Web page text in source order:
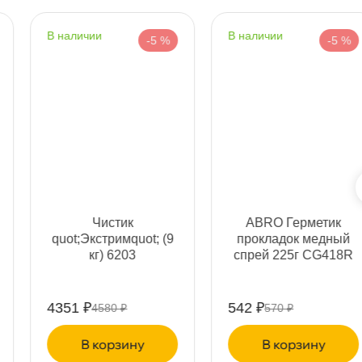
наличии -5 %
Чистик
quot;Экстримquot; (9
кг) 6203
4351 ₽ 4580 ₽
корзину
наличии -5 %
ABRO Герметик
прокладок медный
спрей 225г CG418R
542 ₽ 570 ₽
корзину
07.08 (при заказе от 2000₽) Срочная за 2 ч – 399 ₽